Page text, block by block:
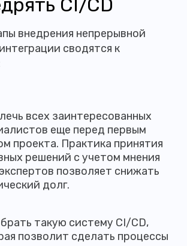
CI/CD
внедрения непрерывной
сводятся к
всех заинтересованных
еще перед первым
проекта. Практика принятия
решений с учетом мнения
позволяет снижать
долг.
такую систему CI/CD,
позволит сделать процессы